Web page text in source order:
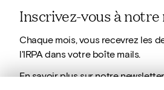
Inscrivez-vous à
Chaque mois, vous recevrez les
l'IRPA dans votre boîte mails.
En savoir plus sur notre newsletter